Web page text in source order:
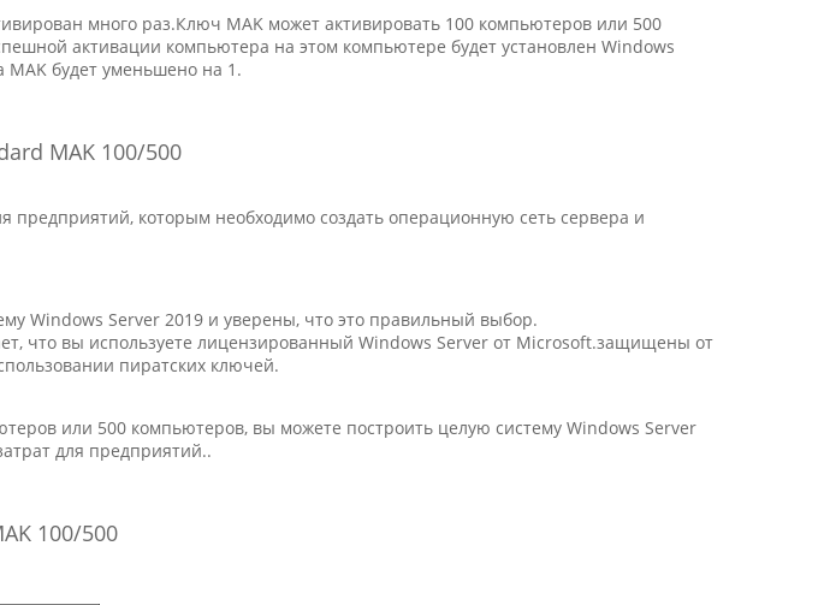
много раз.Ключ MAK может активировать 100 компьютеров или 500
активации компьютера на этом компьютере будет установлен Windows
MAK будет уменьшено на 1.
MAK 100/500
которым необходимо создать операционную сеть сервера и
Windows Server 2019 и уверены, что это правильный выбор.
что вы используете лицензированный Windows Server от Microsoft.защищены от
пиратских ключей.
или 500 компьютеров, вы можете построить целую систему Windows Server
для предприятий..
100/500